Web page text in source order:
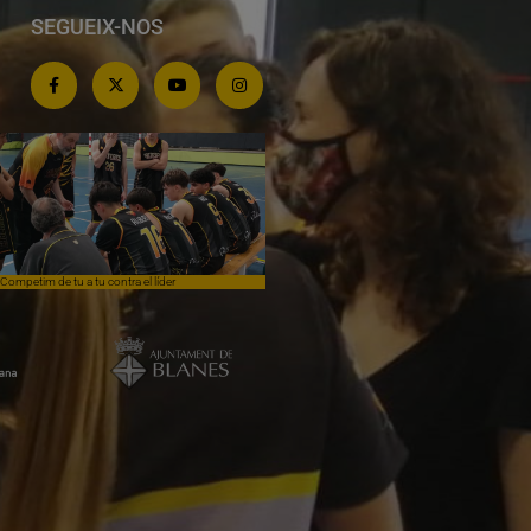
SEGUEIX-NOS
Competim de tu a tu contra el líder